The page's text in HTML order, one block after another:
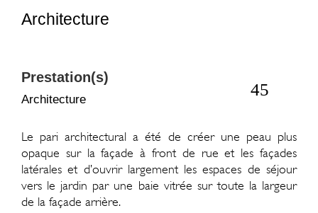
Architecture
Prestation(s)
Architecture BB
Le pari architectural a été de créer une peau plus
opaque sur la façade à front de rue et les façades
latérales et d’ouvrir largement les espaces de séjour
vers le jardin par une baie vitrée sur toute la largeur
de la façade arrière.